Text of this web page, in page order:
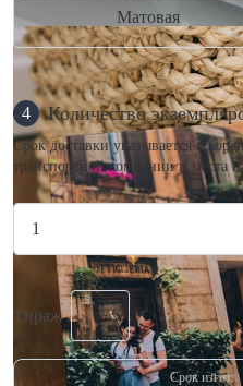
Матовая
4 Количество
Срок доставки указывается в
транспортной компании и места
Тираж
Срок изгот.